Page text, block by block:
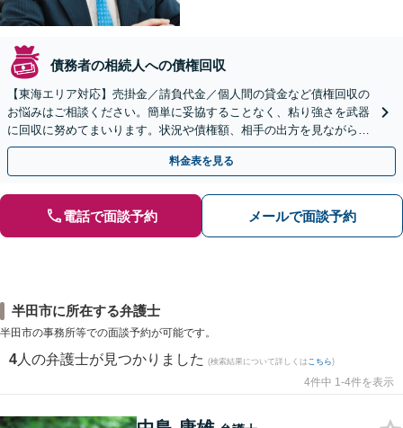
債務者の相続人への債権回収
【東海エリア対応】売掛金／請負代金／個人間の貸金など債権回収の
お悩みはご相談ください。簡単に妥協することなく、粘り強さを武器
に回収に努めてまいります。状況や債権額、相手の出方を見ながら、
効果的な方法を臨機応変に対応いたします【土日祝対応可】
料金表を見る
電話で面談予約 メールで面談予約
半田市に所在する弁護士
半田市の事務所等での面談予約が可能です。
4 人の弁護士が見つかりました (検索結果について詳しくは こちら)
4件中 1-4件を表示